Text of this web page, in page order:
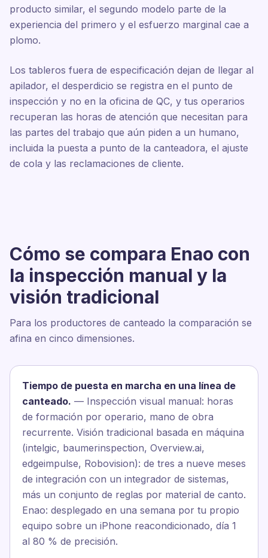
producto similar, el segundo modelo parte de la
experiencia del primero y el esfuerzo marginal cae a
plomo.
Los tableros fuera de especificación dejan de llegar al
apilador, el desperdicio se registra en el punto de
inspección y no en la oficina de QC, y tus operarios
recuperan las horas de atención que necesitan para
las partes del trabajo que aún piden a un humano,
incluida la puesta a punto de la canteadora, el ajuste
de cola y las reclamaciones de cliente.
Cómo se compara Enao con
la inspección manual y la
visión tradicional
Para los productores de canteado la comparación se
afina en cinco dimensiones.
Tiempo de puesta en marcha en una línea de
canteado. — Inspección visual manual: horas
de formación por operario, mano de obra
recurrente. Visión tradicional basada en máquina
(intelgic, baumerinspection, Overview.ai,
edgeimpulse, Robovision): de tres a nueve meses
de integración con un integrador de sistemas,
más un conjunto de reglas por material de canto.
Enao: desplegado en una semana por tu propio
equipo sobre un iPhone reacondicionado, día 1
al 80 % de precisión.